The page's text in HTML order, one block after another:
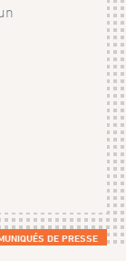
DE PRESSE